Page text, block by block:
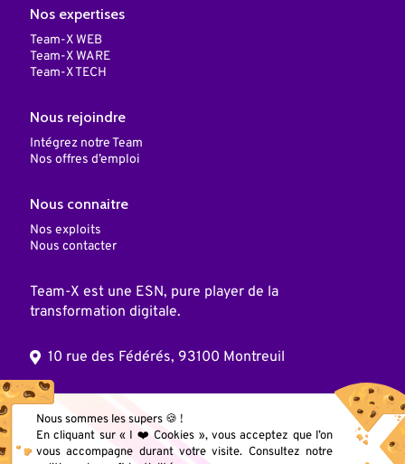
Nos expertises
Team-X WEB
Team-X WARE
Team-X TECH
Nous rejoindre
Intégrez notre Team
Nos offres d’emploi
Nous connaitre
Nos exploits
Nous contacter
Team-X est une ESN, pure player de la
transformation digitale.
10 rue des Fédérés, 93100 Montreuil
© 2025 Team X, Inc. Tous droits réservés
Nous sommes les supers 🍪 !
En cliquant sur « I ❤️ Cookies », vous acceptez que l’on
vous accompagne durant votre visite. Consultez notre